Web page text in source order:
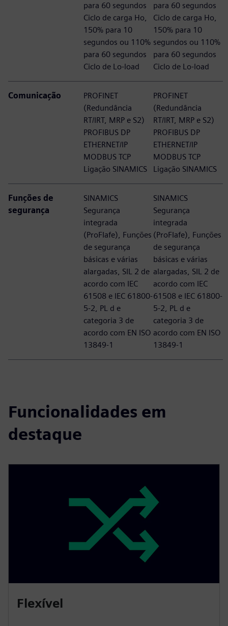
para 60 segundos
Ciclo de carga Ho,
150% para 10
segundos ou 110%
para 60 segundos
Ciclo de Lo-load
para 60 segundos
Ciclo de carga Ho,
150% para 10
segundos ou 110%
para 60 segundos
Ciclo de Lo-load
Comunicação
PROFINET
(Redundância
RT/IRT, MRP e S2)
PROFIBUS DP
ETHERNET/IP
MODBUS TCP
Ligação SINAMICS
PROFINET
(Redundância
RT/IRT, MRP e S2)
PROFIBUS DP
ETHERNET/IP
MODBUS TCP
Ligação SINAMICS
Funções de
segurança
SINAMICS
Segurança
integrada
(ProFIafe), Funções
de segurança
básicas e várias
alargadas, SIL 2 de
acordo com IEC
61508 e IEC 61800-
5-2, PL d e
categoria 3 de
acordo com EN ISO
13849-1
SINAMICS
Segurança
integrada
(ProFIafe), Funções
de segurança
básicas e várias
alargadas, SIL 2 de
acordo com IEC
61508 e IEC 61800-
5-2, PL d e
categoria 3 de
acordo com EN ISO
13849-1
Funcionalidades em
destaque
Flexível